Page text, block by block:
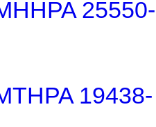
25550-
19438-